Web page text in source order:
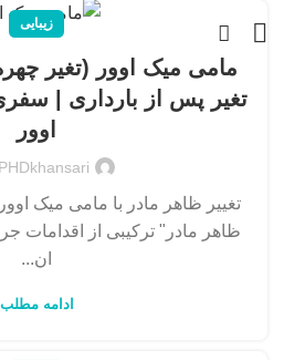
زیبایی
مامی میک اوور (تغیر
تغیر پس از بارداری |
اوور
PHDkhansari
تغییر ظاهر مادر با مامی میک
ظاهر مادر" ترکیبی از اقدامات
ان...
ادامه مطلب